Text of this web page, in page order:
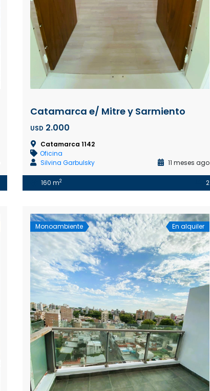
Catamarca e/ Mitre y Sarmiento
USD 2.000
Catamarca 1142
Oficina
Silvina Garbulsky
11 meses ago
160 m2 2
Monoambiente En alquiler